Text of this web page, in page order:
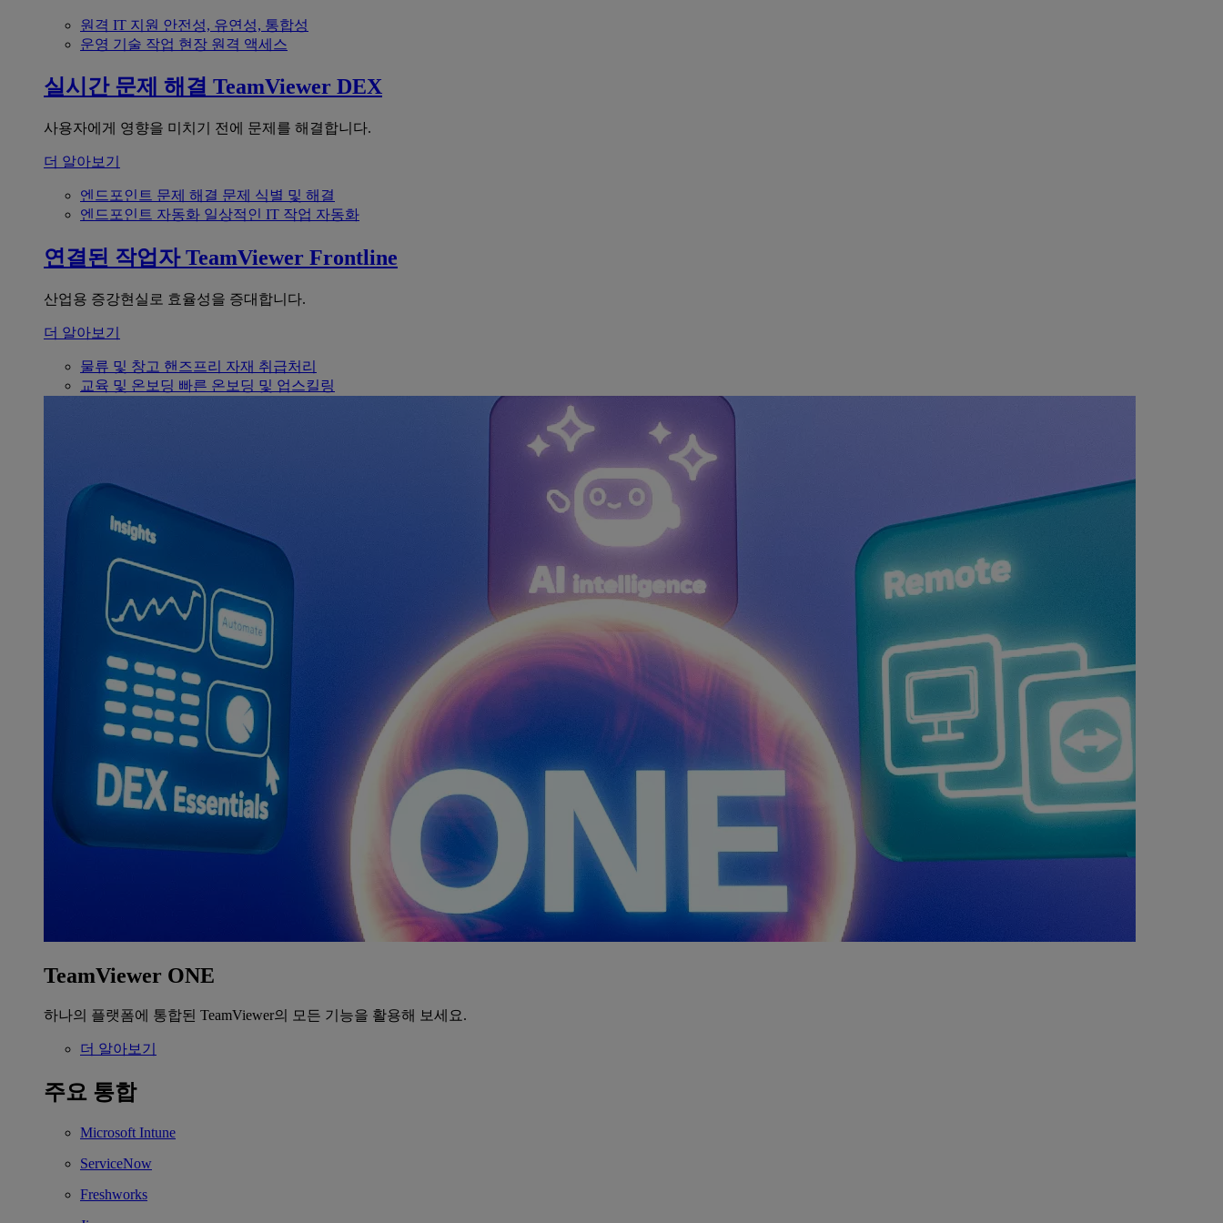
원격 IT 지원 안전성, 유연성, 통합성
운영 기술 작업 현장 원격 액세스
실시간 문제 해결 TeamViewer DEX
사용자에게 영향을 미치기 전에 문제를 해결합니다.
더 알아보기
엔드포인트 문제 해결 문제 식별 및 해결
엔드포인트 자동화 일상적인 IT 작업 자동화
연결된 작업자 TeamViewer Frontline
산업용 증강현실로 효율성을 증대합니다.
더 알아보기
물류 및 창고 핸즈프리 자재 취급처리
교육 및 온보딩 빠른 온보딩 및 업스킬링
TeamViewer ONE
하나의 플랫폼에 통합된 TeamViewer의 모든 기능을 활용해 보세요.
더 알아보기
주요 통합
Microsoft Intune
ServiceNow
Freshworks